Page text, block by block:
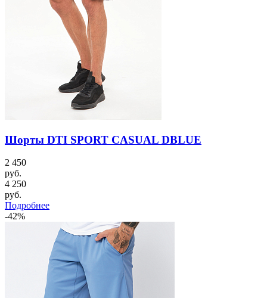
Шорты DTI SPORT CASUAL DBLUE
2 450
руб.
4 250
руб.
Подробнее
-42%